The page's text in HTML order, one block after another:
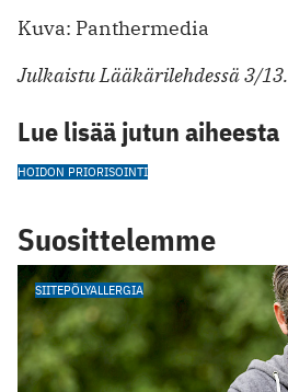
Kuva: Panthermedia
Julkaistu Lääkärilehdessä 3/13.
Lue lisää jutun aiheesta
HOIDON PRIORISOINTI
Suosittelemme
SIITEPÖLYALLERGIA